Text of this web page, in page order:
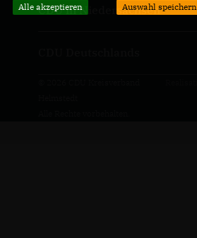
CDU in Niedersachsen
Alle akzeptieren Auswahl speichern